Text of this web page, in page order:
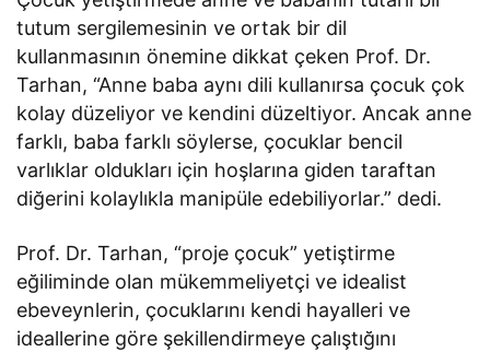
tutum sergilemesinin ve ortak bir dil
kullanmasının önemine dikkat çeken Prof. Dr.
Tarhan, “Anne baba aynı dili kullanırsa çocuk çok
kolay düzeliyor ve kendini düzeltiyor. Ancak anne
farklı, baba farklı söylerse, çocuklar bencil
varlıklar oldukları için hoşlarına giden taraftan
diğerini kolaylıkla manipüle edebiliyorlar.” dedi.
Prof. Dr. Tarhan, “proje çocuk” yetiştirme
eğiliminde olan mükemmeliyetçi ve idealist
ebeveynlerin, çocuklarını kendi hayalleri ve
ideallerine göre şekillendirmeye çalıştığını